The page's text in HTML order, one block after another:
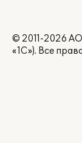
© 2011-2026
«1С»). Все